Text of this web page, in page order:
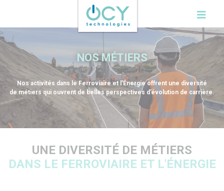
NOS MÉTIERS
Nos activités dans le Ferroviaire et l’Énergie offrent une diversité
de métiers qui ouvrent de belles perspectives d’évolution de carrière.
UNE DIVERSITÉ DE MÉTIERS
DANS LE FERROVIAIRE ET L'ÉNERGIE